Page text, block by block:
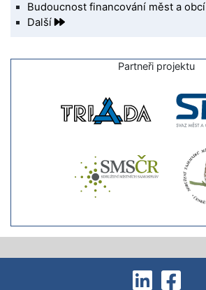
Budoucnost financování měst a obcí
Další
Partneři projektu